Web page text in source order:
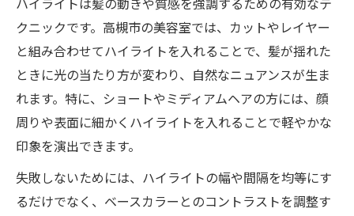
クニックです。高槻市の美容室では、カットやレイヤー
と組み合わせてハイライトを入れることで、髪が揺れた
ときに光の当たり方が変わり、自然なニュアンスが生ま
れます。特に、ショートやミディアムヘアの方には、顔
周りや表面に細かくハイライトを入れることで軽やかな
印象を演出できます。
失敗しないためには、ハイライトの幅や間隔を均等にす
るだけでなく、ベースカラーとのコントラストを調整す